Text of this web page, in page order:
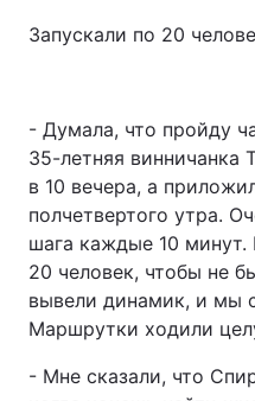
Запускали по 20
- Думала, что пройду
35-летняя
в 10 вечера, а
полчетвертого утра.
шага каждые 10 минут.
20 человек, чтобы не
вывели динамик, и мы
Маршрутки ходили
- Мне сказали, что